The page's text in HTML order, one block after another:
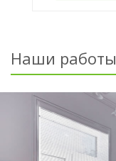
Наши работы